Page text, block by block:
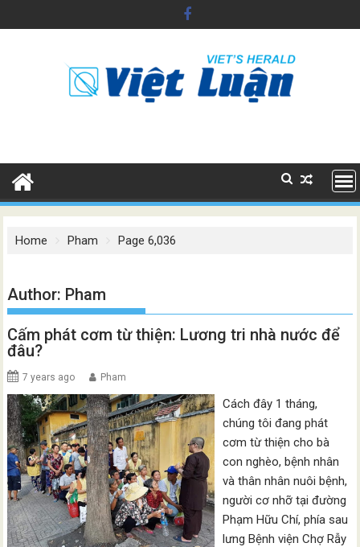
to
Home Pham Page 6,036
Author: Pham
Cấm phát cơm từ thiện: Lương tri nhà nước để
đâu?
7 years ago Pham
Cách đây 1 tháng,
chúng tôi đang phát
cơm từ thiện cho bà
con nghèo, bệnh nhân
và thân nhân nuôi bệnh,
người cơ nhỡ tại đường
Phạm Hữu Chí, phía sau
lưng Bệnh viện Chợ Rẫy